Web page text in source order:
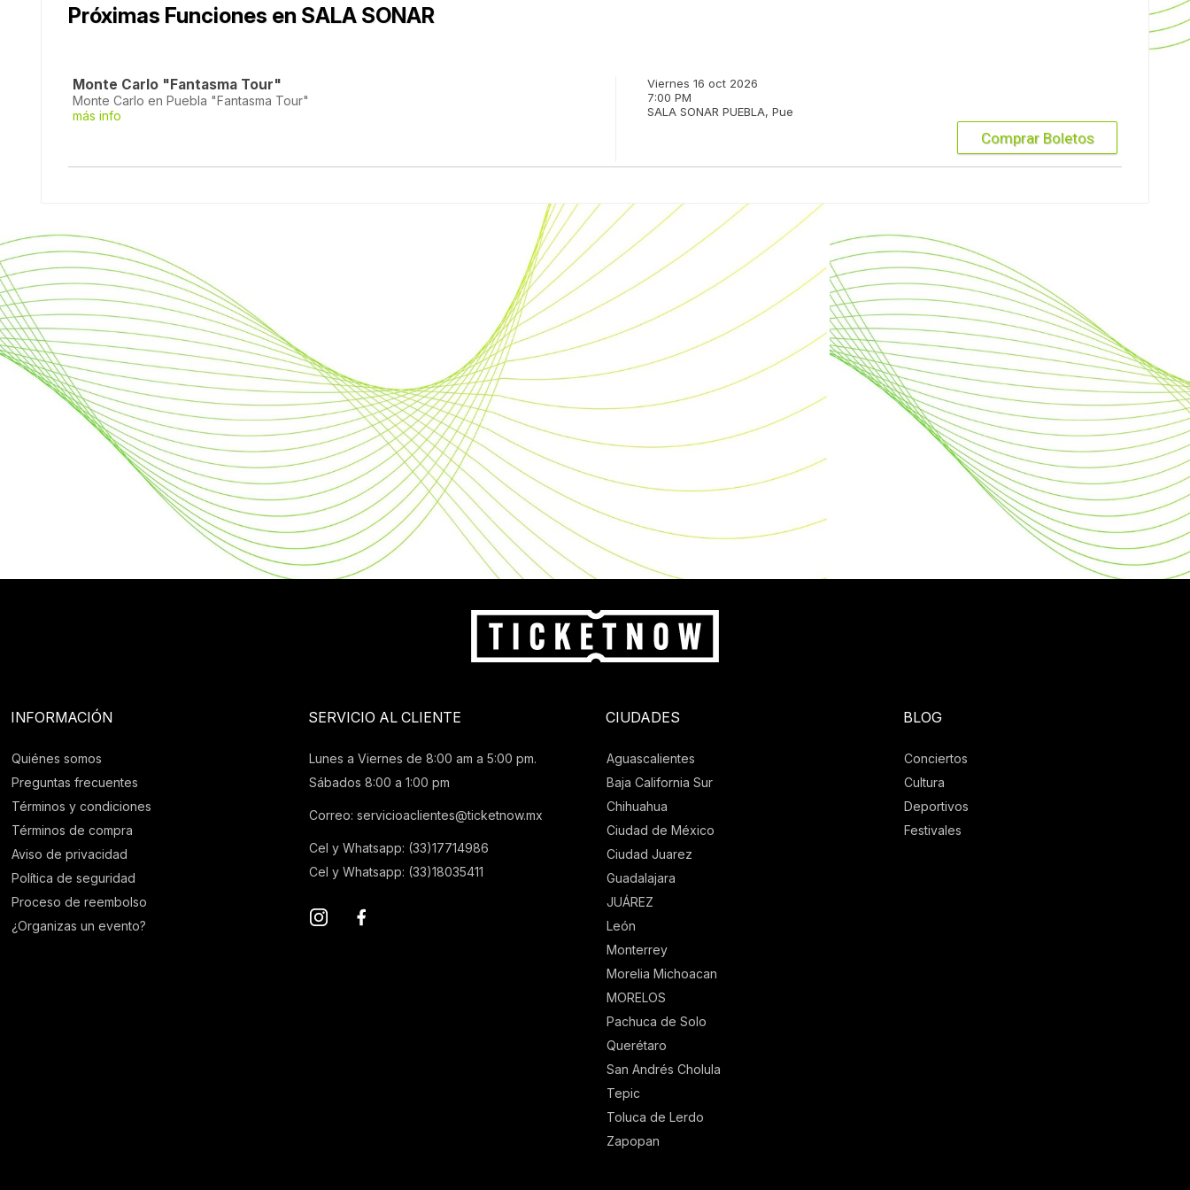
Próximas Funciones en SALA SONAR
Monte Carlo "Fantasma Tour"
Monte Carlo en Puebla "Fantasma Tour"
más info
Viernes 16 oct 2026
7:00 PM
SALA SONAR PUEBLA, Pue
Comprar Boletos
INFORMACIÓN
Quiénes somos
Preguntas frecuentes
Términos y condiciones
Términos de compra
Aviso de privacidad
Política de seguridad
Proceso de reembolso
¿Organizas un evento?
SERVICIO AL CLIENTE
Lunes a Viernes de 8:00 am a 5:00 pm.
Sábados 8:00 a 1:00 pm
Correo: servicioaclientes@ticketnow.mx
Cel y Whatsapp: (33)17714986
Cel y Whatsapp: (33)18035411
CIUDADES
Aguascalientes
Baja California Sur
Chihuahua
Ciudad de México
Ciudad Juarez
Guadalajara
JUÁREZ
León
Monterrey
Morelia Michoacan
MORELOS
Pachuca de Solo
Querétaro
San Andrés Cholula
Tepic
Toluca de Lerdo
Zapopan
BLOG
Conciertos
Cultura
Deportivos
Festivales